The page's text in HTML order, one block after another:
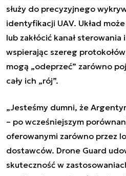
służy do precyzyjnego
identyfikacji UAV. Układ
lub zakłócić kanał
wspierając szereg
mogą „odeprzeć” zarówno
cały ich „rój”.
„Jesteśmy dumni, że
– po wcześniejszym
oferowanymi zarówno przez
dostawców. Drone Guard
skuteczność w